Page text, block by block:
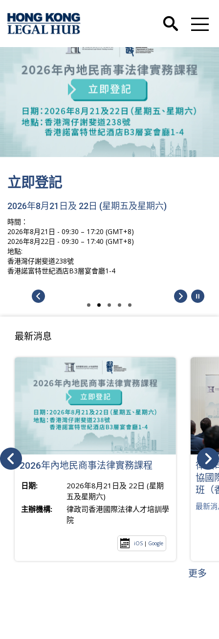
立即登記
2026年8月21日及 22日 (星期五及星期六)
時間：
2026年8月21日 - 09:30 – 17:20 (GMT+8)
2026年8月22日 - 09:30 – 17:40 (GMT+8)
地點:
香港灣仔謝斐道238號
香港諾富特世紀酒店B3層宴會廳1-4
最新消息
2026年內地民商事法律實務課程
日期:
2026年8月21日及 22日 (星期
五及星期六)
主辦機構:
律政司香港國際法律人才培訓學
院
iOS | Google
律政
協國
班（
最新
更多